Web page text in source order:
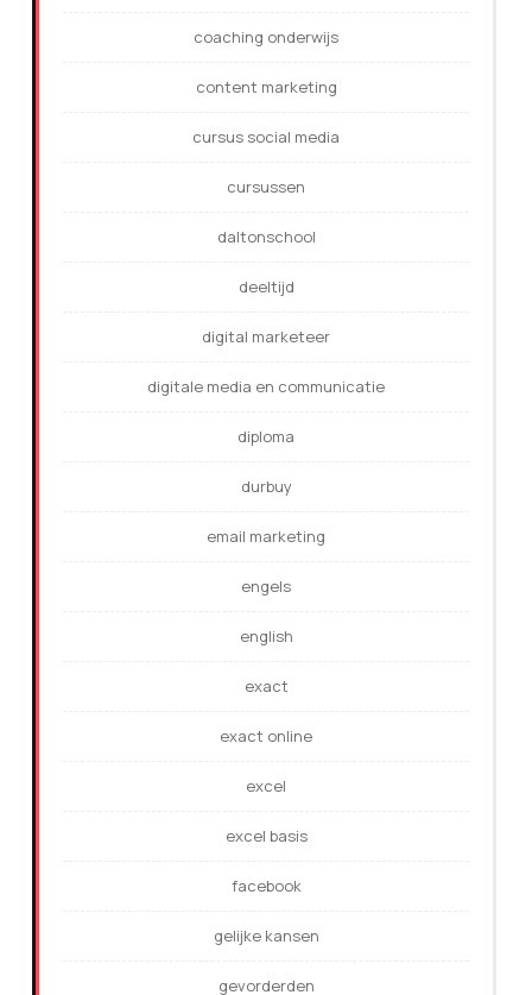
coaching onderwijs
content marketing
cursus social media
cursussen
daltonschool
deeltijd
digital marketeer
digitale media en communicatie
diploma
durbuy
email marketing
engels
english
exact
exact online
excel
excel basis
facebook
gelijke kansen
gevorderden